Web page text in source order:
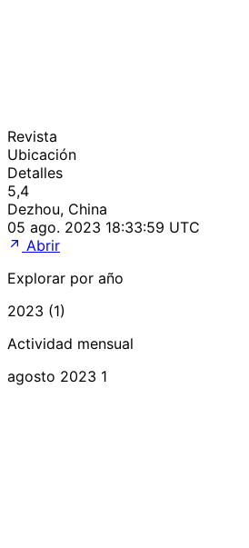
Revista
Ubicación
Detalles
5,4
Dezhou, China
05 ago. 2023 18:33:59 UTC
Abrir
Explorar por año
2023 (1)
Actividad mensual
agosto 2023 1